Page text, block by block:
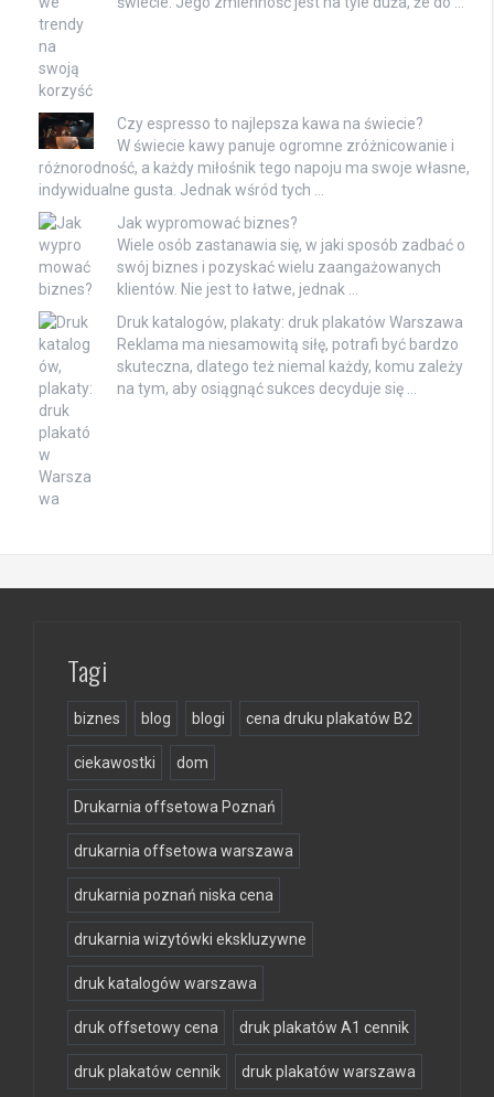
Czy espresso to najlepsza kawa na świecie?
W świecie kawy panuje ogromne zróżnicowanie i
różnorodność, a każdy miłośnik tego napoju ma swoje własne,
indywidualne gusta. Jednak wśród tych …
Jak wypromować biznes?
Wiele osób zastanawia się, w jaki sposób zadbać o
swój biznes i pozyskać wielu zaangażowanych
klientów. Nie jest to łatwe, jednak …
Druk katalogów, plakaty: druk plakatów Warszawa
Reklama ma niesamowitą siłę, potrafi być bardzo
skuteczna, dlatego też niemal każdy, komu zależy
na tym, aby osiągnąć sukces decyduje się …
Tagi
biznes blog blogi cena druku plakatów B2
ciekawostki dom
Drukarnia offsetowa Poznań
drukarnia offsetowa warszawa
drukarnia poznań niska cena
drukarnia wizytówki ekskluzywne
druk katalogów warszawa
druk offsetowy cena druk plakatów A1 cennik
druk plakatów cennik druk plakatów warszawa